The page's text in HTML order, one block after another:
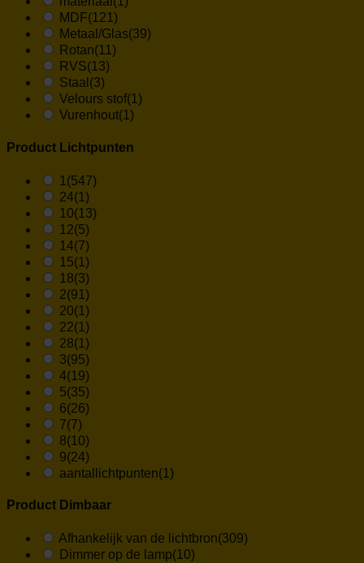
MDF(121)
Metaal/Glas(39)
Rotan(11)
RVS(13)
Staal (3)
Velours stof(1)
Vurenhout(1)
Product Lichtpunten
1 (547)
24(1)
10(13)
12(5)
14(7)
15(1)
18(3)
2(91)
20(1)
22(1)
28(1)
3(95)
4(19)
5(35)
6(26)
7(7)
8(10)
9(24)
aantallichtpunten(1)
Product Dimbaar
Afhankelijk van de lichtbron(309)
Dimmer op de lamp(10)